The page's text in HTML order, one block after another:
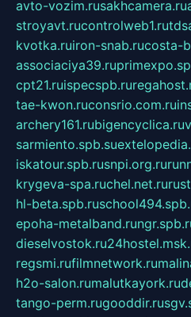
avto-vozim.rusakhcamera.ru
stroyavt.rucontrolweb1.ru
kvotka.ruiron-snab.rucosta-
associaciya39.ru
cpt21.ruispecspb.ru
tae-kwon.ruconsrio.com.ru
archery161.rubigencyclica.ru
sarmiento.spb.su
iskatour.spb.rusnpi.org.ru
krygeva-spa.ruchel.net.ru
hl-beta.spb.ru
epoha-metalband.ru
dieselvostok.ru
regsmi.rufilmnetwork.ru
h2o-salon.rumalutkayork.ru
tango-perm.rugooddir.ru